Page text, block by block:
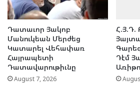
Դատաւոր Յակոբ
Մանուկեան Մերժեց
Կատարել Վեհափառ
Հայրապետի
Դատավարութիւնը
August 7, 2026
Հ.Յ.Դ.
Դէմ